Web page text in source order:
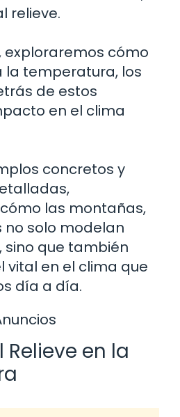
relieve.
exploraremos cómo
la temperatura, los
de estos
en el clima
concretos y
las montañas,
no solo modelan
sino que también
vital en el clima que
día a día.
Relieve en la